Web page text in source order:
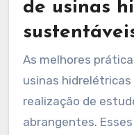
de usinas
As melhores
usinas
realização de
abrangentes.